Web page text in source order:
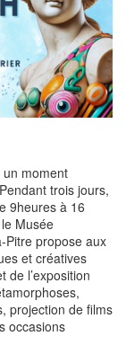
un moment
trois jours,
9heures à 16
Musée
Pitre propose aux
et créatives
de l’exposition
projection de films
occasions